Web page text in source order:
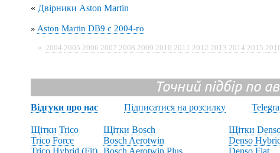
« Двірники Aston Martin
» Aston Martin DB9 с 2004-го
» 2004 2005 2006 2007 2008 2009 2010 2011 2012 2013 2014 2015
Точний підбір по
Відгуки про нас Підписатися на розсилку
Щітки Trico
Trico Force
Trico Hybrid (Fit)
Щітки Bosch
Bosch Aerotwin
Bosch Aerotwin Plus
Щітки
Denso
Denso Flat